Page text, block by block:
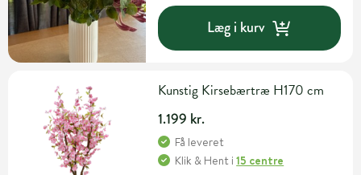
Læg i kurv
Kunstig Kirsebærtræ H170 cm
1.199 kr.
Få leveret
Klik & Hent i15 centre